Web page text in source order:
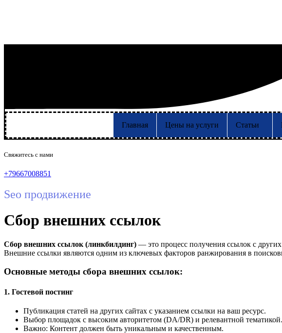
Главная Цены на услуги Статьи
Свяжитесь с нами
+79667008851
Seo продвижение
Сбор внешних ссылок
Сбор внешних ссылок (линкбилдинг) — это процесс получения ссылок с
Внешние ссылки являются одним из ключевых факторов ранжирования в
Основные методы сбора внешних ссылок:
1. Гостевой постинг
Публикация статей на других сайтах с указанием ссылки на ваш ресурс.
Выбор площадок с высоким авторитетом (DA/DR) и релевантной тематикой.
Важно: Контент должен быть уникальным и качественным.